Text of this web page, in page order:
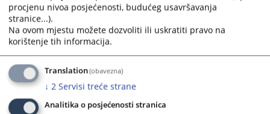
procjenu nivoa posjećenosti, budućeg usavršavanja
stranice...).
Na ovom mjestu možete dozvoliti ili uskratiti pravo na
korištenje tih informacija.
Translation(obavezna)
↓ 2 Servisi treće strane
Analitika o posjećenosti stranica